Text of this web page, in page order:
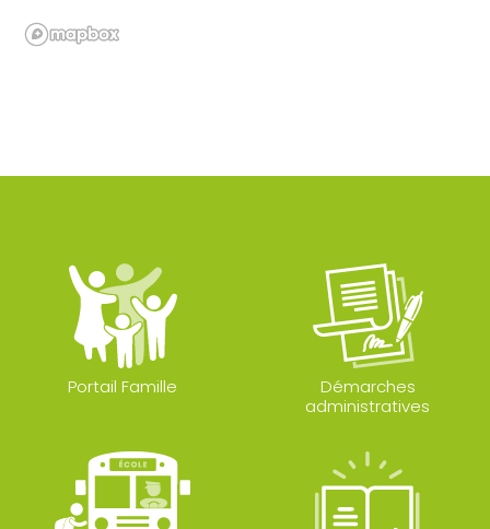
Portail Famille
Démarches
administratives